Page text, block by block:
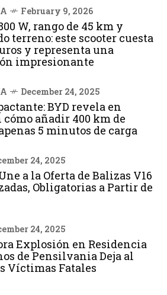
February 9, 2026
W, rango de 45 km y
terreno: este scooter cuesta
y representa una
impresionante
December 24, 2025
BYD revela en
cómo añadir 400 km de
5 minutos de carga
24, 2025
a la Oferta de Balizas V16
Obligatorias a Partir de
24, 2025
Explosión en Residencia
de Pensilvania Deja al
Víctimas Fatales